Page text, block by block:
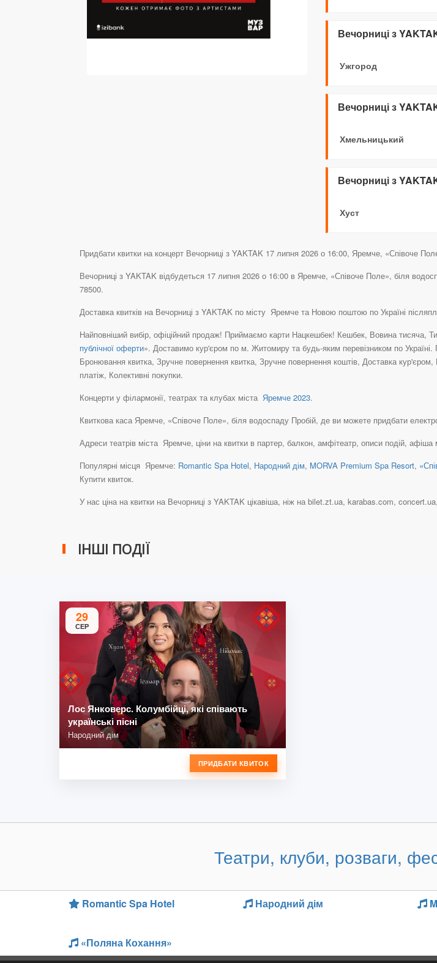
Вечорниці з
Ужгород
Вечорниці з
Хмельницький
Вечорниці з
Хуст
Придбати квитки на концерт Вечорниці з YAKTAK 17 липня 2026 о 16:00, Яремче, «Співоче
Вечорниці з YAKTAK відбудеться 17 липня 2026 о 16:00 в Яремче, «Співоче Поле», біля
78500.
Доставка квитків на Вечорниці з YAKTAK по місту Яремче та Новою поштою по Україні
Найповніший вибір, офіційний продаж! Приймаємо карти Нацкешбек! Кешбек, Вовина тисяча,
публічної оферти». Доставимо кур'єром по м. Житомиру та будь-яким перевізником по
Бронювання квитка, Зручне повернення квитка, Зручне повернення коштів, Доставка
платіж, Колективні покупки.
Концерти у філармонії, театрах та клубах міста Яремче 2023.
Квиткова каса Яремче, «Співоче Поле», біля водоспаду Пробій, де ви можете придбати
Адреси театрів міста Яремче, ціни на квитки в партер, балкон, амфітеатр, описи подій,
Популярні місця Яремче: Romantic Spa Hotel, Народний дім, MORVA Premium Spa Resort,
Купити квиток.
У нас ціна на квитки на Вечорниці з YAKTAK цікавіша, ніж на bilet.zt.ua, karabas.com,
ІНШІ ПОДІЇ
29
СЕР
Лос Янковерс. Колумбійці, які співають
українські пісні
Народний дім
ПРИДБАТИ КВИТОК
Театри, клуби, розваги,
Romantic Spa Hotel Народний дім
«Поляна Кохання»